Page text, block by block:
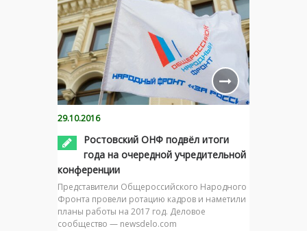
29.10.2016
Ростовский ОНФ подвёл итоги
года на очередной учредительной
конференции
Представители Общероссийского Народного
Фронта провели ротацию кадров и наметили
планы работы на 2017 год. Деловое
сообщество — newsdelo.com